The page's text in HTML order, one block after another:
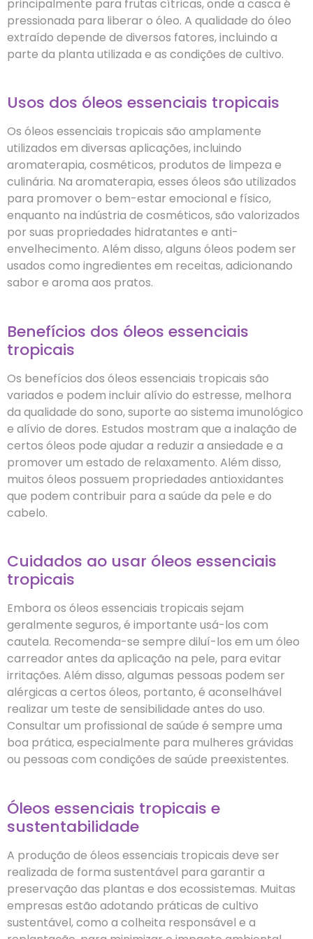
principalmente para frutas cítricas, onde a casca é
pressionada para liberar o óleo. A qualidade do óleo
extraído depende de diversos fatores, incluindo a
parte da planta utilizada e as condições de cultivo.
Usos dos óleos essenciais tropicais
Os óleos essenciais tropicais são amplamente
utilizados em diversas aplicações, incluindo
aromaterapia, cosméticos, produtos de limpeza e
culinária. Na aromaterapia, esses óleos são utilizados
para promover o bem-estar emocional e físico,
enquanto na indústria de cosméticos, são valorizados
por suas propriedades hidratantes e anti-
envelhecimento. Além disso, alguns óleos podem ser
usados como ingredientes em receitas, adicionando
sabor e aroma aos pratos.
Benefícios dos óleos essenciais
tropicais
Os benefícios dos óleos essenciais tropicais são
variados e podem incluir alívio do estresse, melhora
da qualidade do sono, suporte ao sistema imunológico
e alívio de dores. Estudos mostram que a inalação de
certos óleos pode ajudar a reduzir a ansiedade e a
promover um estado de relaxamento. Além disso,
muitos óleos possuem propriedades antioxidantes
que podem contribuir para a saúde da pele e do
cabelo.
Cuidados ao usar óleos essenciais
tropicais
Embora os óleos essenciais tropicais sejam
geralmente seguros, é importante usá-los com
cautela. Recomenda-se sempre diluí-los em um óleo
carreador antes da aplicação na pele, para evitar
irritações. Além disso, algumas pessoas podem ser
alérgicas a certos óleos, portanto, é aconselhável
realizar um teste de sensibilidade antes do uso.
Consultar um profissional de saúde é sempre uma
boa prática, especialmente para mulheres grávidas
ou pessoas com condições de saúde preexistentes.
Óleos essenciais tropicais e
sustentabilidade
A produção de óleos essenciais tropicais deve ser
realizada de forma sustentável para garantir a
preservação das plantas e dos ecossistemas. Muitas
empresas estão adotando práticas de cultivo
sustentável, como a colheita responsável e a